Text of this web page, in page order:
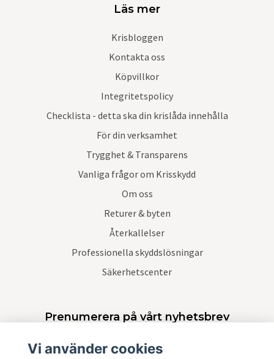
Läs mer
Krisbloggen
Kontakta oss
Köpvillkor
Integritetspolicy
Checklista - detta ska din krislåda innehålla
För din verksamhet
Trygghet & Transparens
Vanliga frågor om Krisskydd
Om oss
Returer & byten
Återkallelser
Professionella skyddslösningar
Säkerhetscenter
Prenumerera på vårt nyhetsbrev
Vi använder cookies